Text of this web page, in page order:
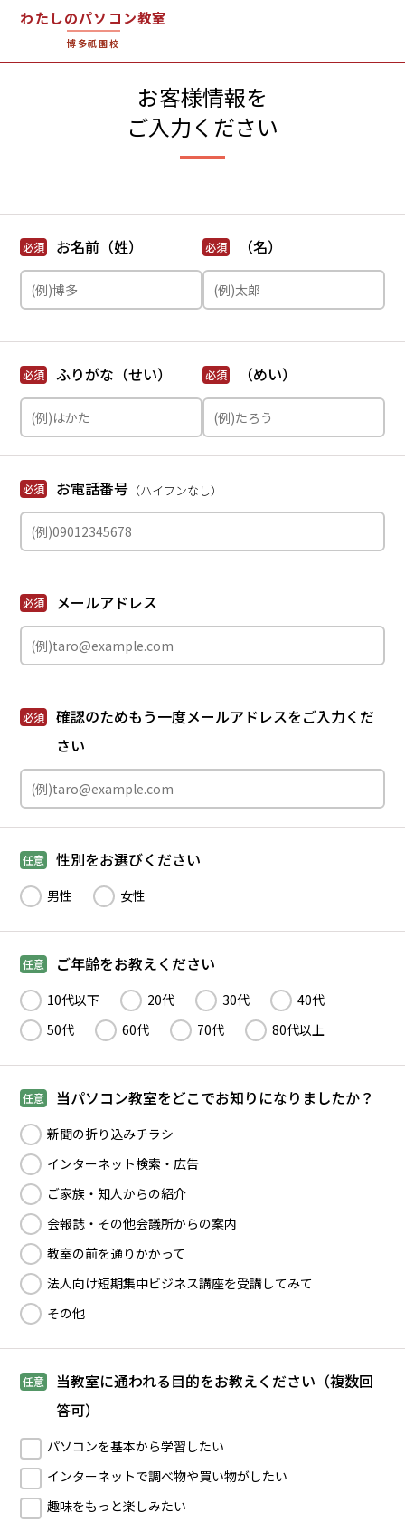
わたしのパソコン教室
博多祇園校
お客様情報を
ご入力ください
お名前（姓）
必須 （名）
必須
ふりがな（せい）
必須 （めい）
必須
お電話番号
必須 （ハイフンなし）
メールアドレス
必須
確認のためもう一度メールアドレスをご入力くだ
さい
必須
任意 性別をお選びください
男性 女性
任意 ご年齢をお教えください
10代以下 20代 30代
40代
50代
60代 70代 80代以上
任意 当パソコン教室をどこでお知りになりましたか？
新聞の折り込みチラシ
インターネット検索・広告
ご家族・知人からの紹介
会報誌・その他会議所からの案内
教室の前を通りかかって
法人向け短期集中ビジネス講座を受講してみて
その他
任意
当教室に通われる目的をお教えください（複数回
答可）
パソコンを基本から学習したい
インターネットで調べ物や買い物がしたい
趣味をもっと楽しみたい